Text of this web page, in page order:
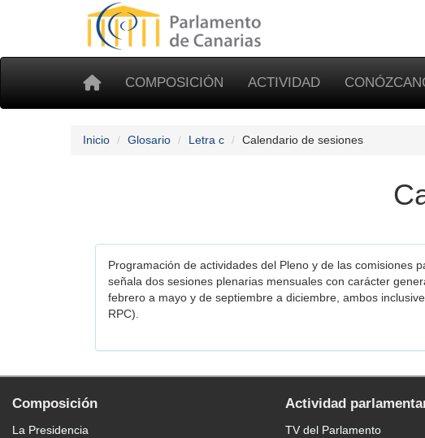
COMPOSICIÓN ACTIVIDAD
Inicio Glosario Letra c Calendario de sesiones
Programación de actividades del Pleno y de las comisiones
señala dos sesiones plenarias mensuales con carácter
febrero a mayo y de septiembre a diciembre, ambos
RPC).
Composición
La Presidencia
Actividad
TV del Parlamento